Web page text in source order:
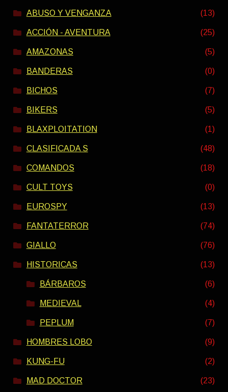
ABUSO Y VENGANZA (13)
ACCIÓN - AVENTURA (25)
AMAZONAS (5)
BANDERAS (0)
BICHOS (7)
BIKERS (5)
BLAXPLOITATION (1)
CLASIFICADA S (48)
COMANDOS (18)
CULT TOYS (0)
EUROSPY (13)
FANTATERROR (74)
GIALLO (76)
HISTORICAS (13)
BÁRBAROS (6)
MEDIEVAL (4)
PEPLUM (7)
HOMBRES LOBO (9)
KUNG-FU (2)
MAD DOCTOR (23)